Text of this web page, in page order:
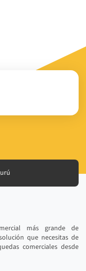
más grande de
que necesitas de
comerciales desde